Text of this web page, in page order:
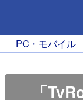
PC・モバイル
「